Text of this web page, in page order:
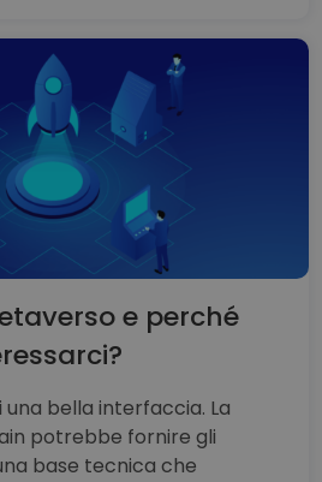
e perché
una bella interfaccia. La
potrebbe fornire gli
base tecnica che